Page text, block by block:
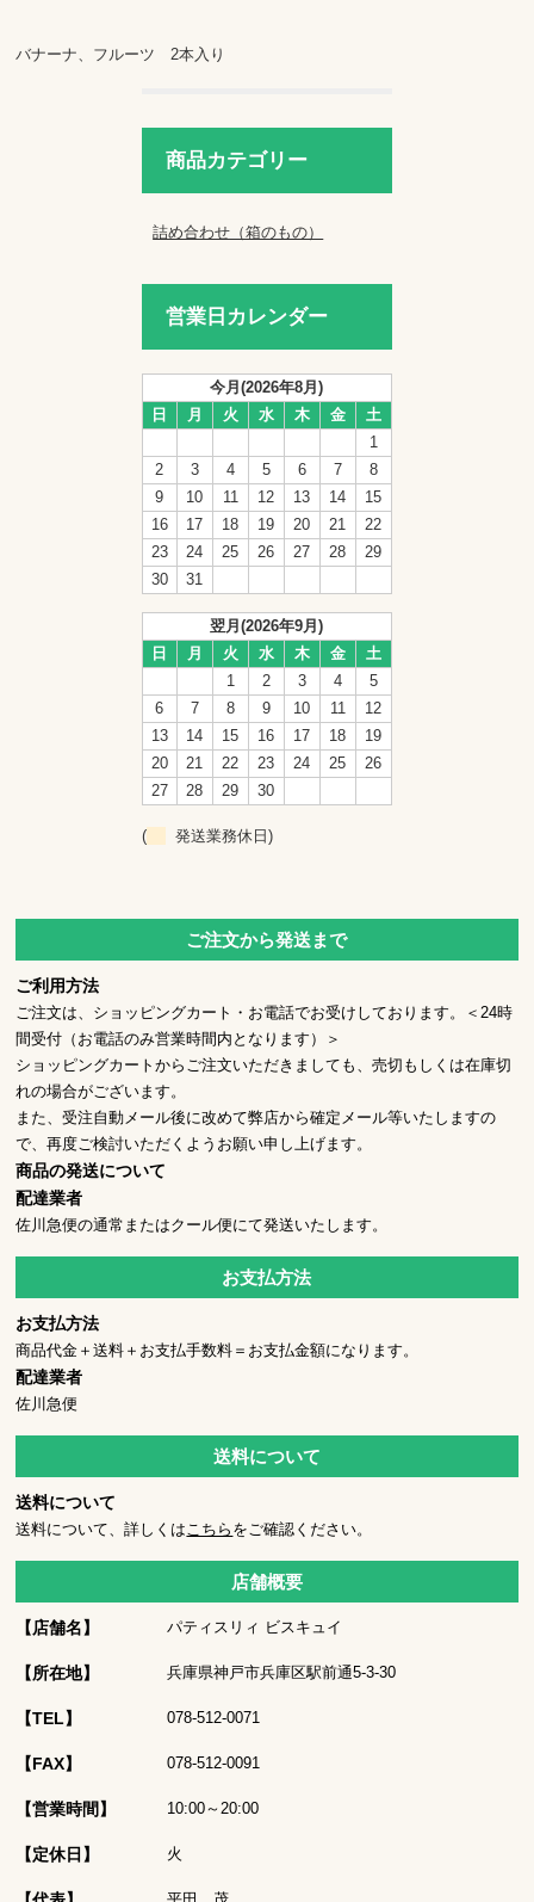
バナーナ、フルーツ 2本入り
商品カテゴリー
詰め合わせ（箱のもの）
営業日カレンダー
今月(2026年8月)
日
月 火 水 木 金
土
1
2
3 4 5 6 7
8
9
10 11 12 13 14
15
16
17 18 19 20 21
22
23
24 25 26 27 28
29
30
31
翌月(2026年9月)
日
月 火 水 木 金
土
1
2 3 4
5
6
7 8 9 10 11
12
13
14 15 16 17 18
19
20
21 22 23 24 25
26
27
28 29 30
( 発送業務休日)
ご注文から発送まで
ご利用方法
ご注文は、ショッピングカート・お電話でお受けしております。＜24時
間受付（お電話のみ営業時間内となります）＞
ショッピングカートからご注文いただきましても、売切もしくは在庫切
れの場合がございます。
また、受注自動メール後に改めて弊店から確定メール等いたしますの
で、再度ご検討いただくようお願い申し上げます。
商品の発送について
配達業者
佐川急便の通常またはクール便にて発送いたします。
お支払方法
お支払方法
商品代金＋送料＋お支払手数料＝お支払金額になります。
配達業者
佐川急便
送料について
送料について
送料について、詳しくは こちら をご確認ください。
店舗概要
【店舗名】 パティスリィ ビスキュイ
【所在地】 兵庫県神戸市兵庫区駅前通5-3-30
【TEL】 078-512-0071
【FAX】 078-512-0091
【営業時間】 10:00～20:00
【定休日】 火